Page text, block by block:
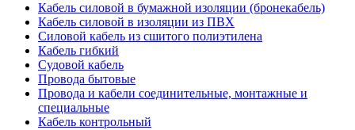
Кабель силовой в бумажной изоляции (бронекабель)
Кабель силовой в изоляции из ПВХ
Силовой кабель из сшитого полиэтилена
Кабель гибкий
Судовой кабель
Провода бытовые
Провода и кабели соединительные, монтажные и
специальные
Кабель контрольный